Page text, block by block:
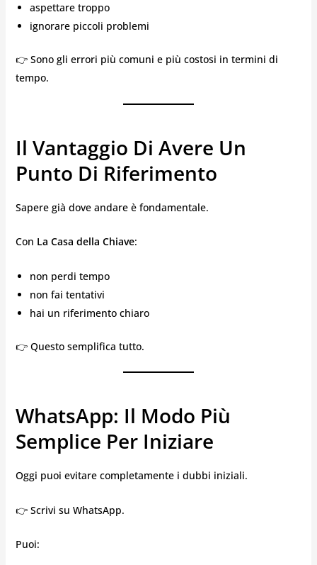
aspettare troppo
ignorare piccoli problemi
👉 Sono gli errori più comuni e più costosi in termini di
tempo.
Il Vantaggio Di Avere Un
Punto Di Riferimento
Sapere già dove andare è fondamentale.
Con La Casa della Chiave:
non perdi tempo
non fai tentativi
hai un riferimento chiaro
👉 Questo semplifica tutto.
WhatsApp: Il Modo Più
Semplice Per Iniziare
Oggi puoi evitare completamente i dubbi iniziali.
👉 Scrivi su WhatsApp.
Puoi: